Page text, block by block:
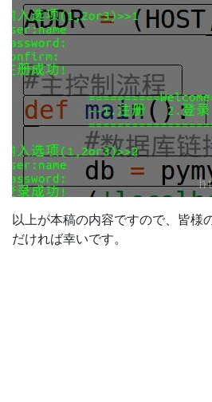
以上が本稿の内容ですので、皆様
だければ幸いです。